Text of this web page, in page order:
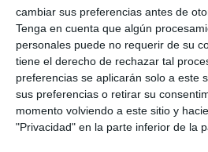
cambiar sus preferencias antes de
Tenga en cuenta que algún
personales puede no requerir de su
tiene el derecho de rechazar tal
preferencias se aplicarán solo a este
sus preferencias o retirar su
momento volviendo a este sitio y
"Privacidad" en la parte inferior de la